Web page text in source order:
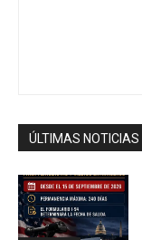
ÚLTIMAS NOTICIAS